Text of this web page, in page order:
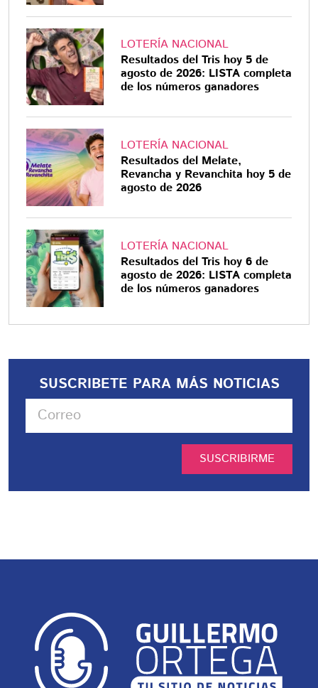
LOTERÍA NACIONAL
Resultados del Tris hoy 5 de
agosto de 2026: LISTA completa
de los números ganadores
LOTERÍA NACIONAL
Resultados del Melate,
Revancha y Revanchita hoy 5 de
agosto de 2026
LOTERÍA NACIONAL
Resultados del Tris hoy 6 de
agosto de 2026: LISTA completa
de los números ganadores
SUSCRIBETE PARA MÁS NOTICIAS
SUSCRIBIRME